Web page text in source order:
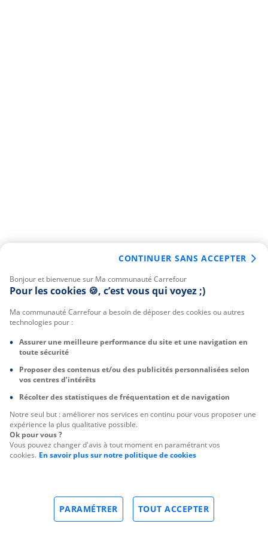
Bonjour et bienvenue sur Ma communauté Carrefour
Pour les cookies 🍪, c’est vous qui voyez ;)
Ma communauté Carrefour a besoin de déposer des cookies ou autres
technologies pour :
Assurer une meilleure performance du site et une navigation en
toute sécurité
Proposer des contenus et/ou des publicités personnalisées selon
vos centres d’intérêts
Récolter des statistiques de fréquentation et de navigation
Notre seul but : améliorer nos services en continu pour vous proposer une
expérience la plus qualitative possible.
Ok pour vous ?
Vous pouvez changer d'avis à tout moment en paramétrant vos
cookies. En savoir plus sur notre politique de cookies
TOUT ACCEPTER
PARAMÉTRER
CONTINUER SANS ACCEPTER